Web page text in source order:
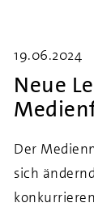
19.06.2024
Neue
Der
sich